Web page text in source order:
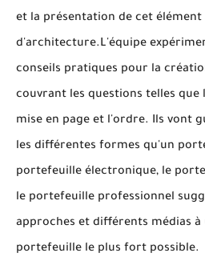
et la présentation de cet
d'architecture.L'équipe
conseils pratiques pour la
couvrant les questions telles que
mise en page et l'ordre. Ils vont
les différentes formes qu'un
portefeuille électronique, le
le portefeuille professionnel
approches et différents médias
portefeuille le plus fort possible.